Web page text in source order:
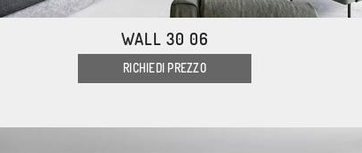
WALL 30 06
RICHIEDI PREZZO